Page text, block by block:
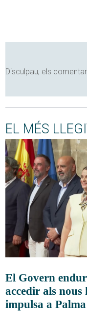
Disculpau, els
EL MÉS
El Govern
accedir als
impulsa a Palma